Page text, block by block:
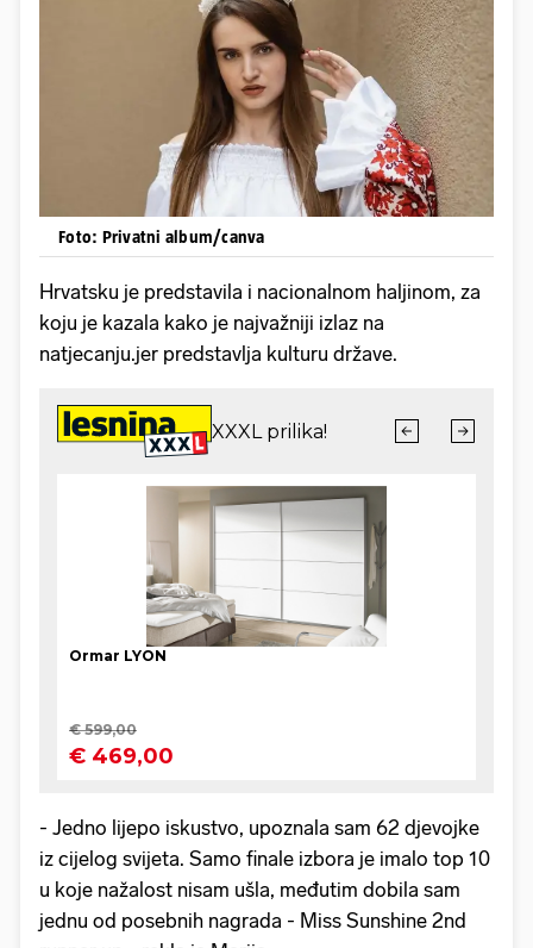
Foto: Privatni album/canva
Hrvatsku je predstavila i nacionalnom haljinom, za
koju je kazala kako je najvažniji izlaz na
natjecanju.jer predstavlja kulturu države.
- Jedno lijepo iskustvo, upoznala sam 62 djevojke
iz cijelog svijeta. Samo finale izbora je imalo top 10
u koje nažalost nisam ušla, međutim dobila sam
jednu od posebnih nagrada - Miss Sunshine 2nd